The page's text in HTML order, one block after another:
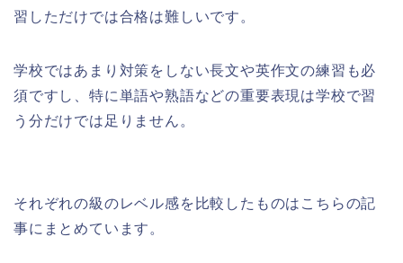
習しただけでは合格は難しいです。
学校ではあまり対策をしない長文や英作文の練習も必
須ですし、特に単語や熟語などの重要表現は学校で習
う分だけでは足りません。
それぞれの級のレベル感を比較したものはこちらの記
事にまとめています。